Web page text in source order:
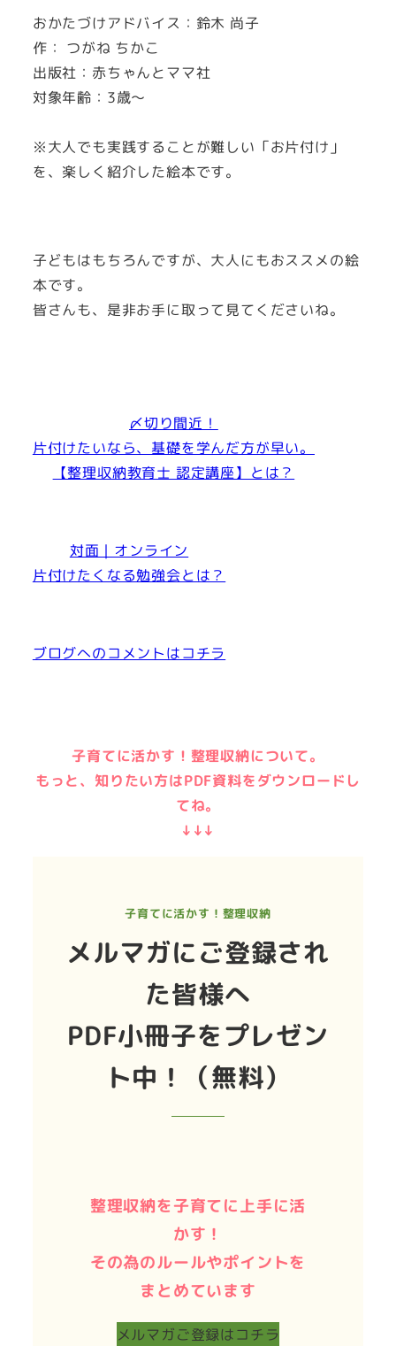
おかたづけアドバイス：鈴木 尚子
作： つがね ちかこ
出版社：赤ちゃんとママ社
対象年齢：3歳～
※大人でも実践することが難しい「お片付け」
を、楽しく紹介した絵本です。
子どもはもちろんですが、大人にもおススメの絵
本です。
皆さんも、是非お手に取って見てくださいね。
〆切り間近！
片付けたいなら、基礎を学んだ方が早い。
【整理収納教育士 認定講座】とは？
対面｜オンライン
片付けたくなる勉強会とは？
ブログへのコメントはコチラ
子育てに活かす！整理収納について。
もっと、知りたい方はPDF資料をダウンロードし
てね。
↓↓↓
子育てに活かす！整理収納
メルマガにご登録され
た皆様へ
PDF小冊子をプレゼン
ト中！（無料）
整理収納を子育てに上手に活
かす！
その為のルールやポイントを
まとめています
メルマガご登録はコチラ